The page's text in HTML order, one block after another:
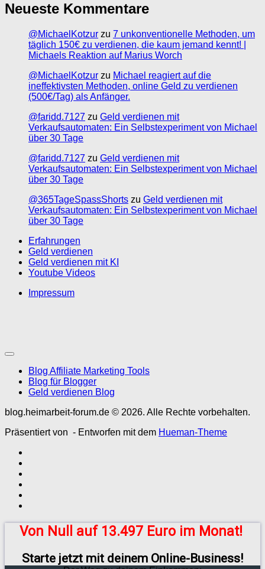
Neueste Kommentare
@MichaelKotzur zu 7 unkonventionelle Methoden, um
täglich 150€ zu verdienen, die kaum jemand kennt! |
Michaels Reaktion auf Marius Worch
@MichaelKotzur zu Michael reagiert auf die
ineffektivsten Methoden, online Geld zu verdienen
(500€/Tag) als Anfänger.
@faridd.7127 zu Geld verdienen mit
Verkaufsautomaten: Ein Selbstexperiment von Michael
über 30 Tage
@faridd.7127 zu Geld verdienen mit
Verkaufsautomaten: Ein Selbstexperiment von Michael
über 30 Tage
@365TageSpassShorts zu Geld verdienen mit
Verkaufsautomaten: Ein Selbstexperiment von Michael
über 30 Tage
Erfahrungen
Geld verdienen
Geld verdienen mit KI
Youtube Videos
Impressum
Blog Affiliate Marketing Tools
Blog für Blogger
Geld verdienen Blog
blog.heimarbeit-forum.de © 2026. Alle Rechte vorbehalten.
Präsentiert von - Entworfen mit dem Hueman-Theme
Von Null auf 13.497 Euro im Monat!
Starte jetzt mit deinem Online-Business!